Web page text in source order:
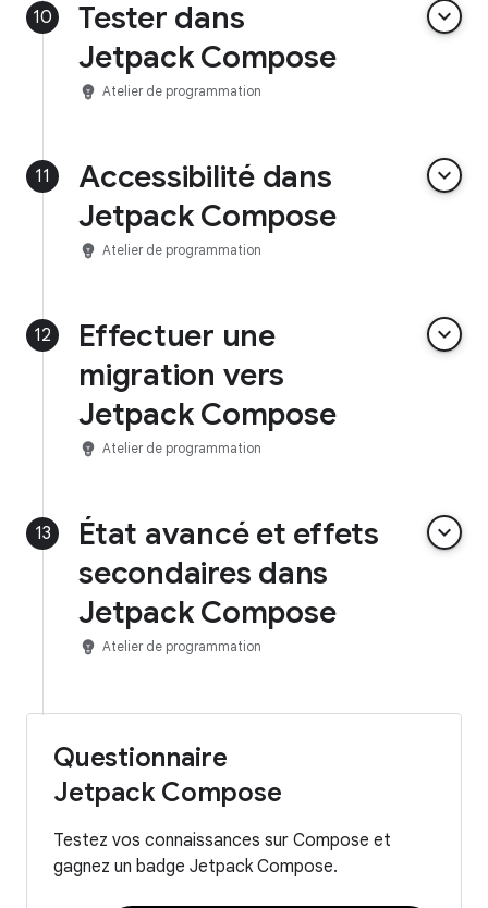
10
Tester dans
Jetpack Compose
keyboard_arrow_down
emoji_objects Atelier de programmation
11
Accessibilité dans
Jetpack Compose
keyboard_arrow_down
emoji_objects Atelier de programmation
12
Effectuer une
migration vers
Jetpack Compose
keyboard_arrow_down
emoji_objects Atelier de programmation
13
État avancé et effets
secondaires dans
Jetpack Compose
keyboard_arrow_down
emoji_objects Atelier de programmation
Questionnaire
Jetpack Compose
Testez vos connaissances sur Compose et
gagnez un badge Jetpack Compose.